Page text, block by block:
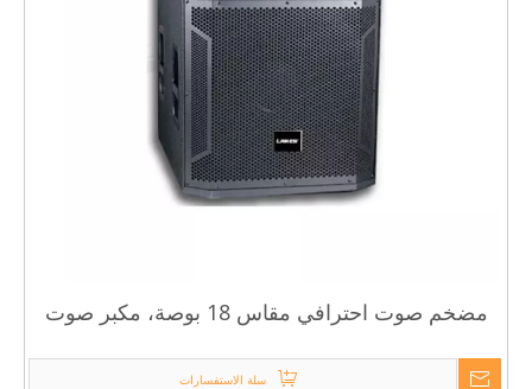
مضخم صوت احترافي مقاس 18 بوصة، مكبر صوت
سلة الاستفسارات